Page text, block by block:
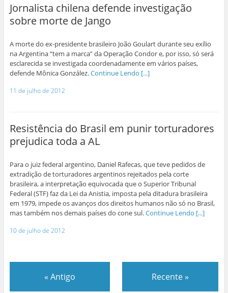
Jornalista chilena defende investigação
sobre morte de Jango
A morte do ex-presidente brasileiro João Goulart durante seu exílio
na Argentina “tem a marca” da Operação Condor e, por isso, só será
esclarecida se investigada coordenadamente em vários países,
defende Mônica González.Continue Lendo [...]
11 de julho de 2012
Resistência do Brasil em punir torturadores
prejudica toda a AL
Para o juiz federal argentino, Daniel Rafecas, que teve pedidos de
extradição de torturadores argentinos rejeitados pela corte
brasileira, a interpretação equivocada que o Superior Tribunal
Federal (STF) faz da Lei da Anistia, imposta pela ditadura brasileira
em 1979, impede os avanços dos direitos humanos não só no Brasil,
mas também nos demais países do cone sul.Continue Lendo [...]
10 de julho de 2012
« Antigo Recente»